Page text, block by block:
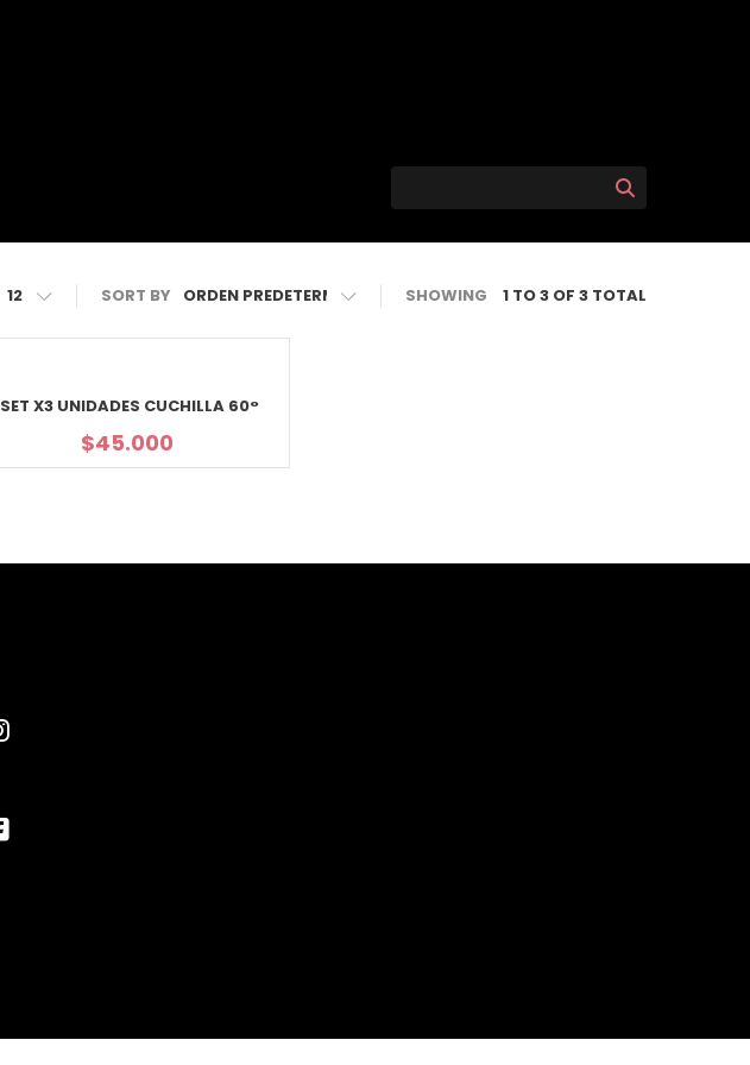
12 SORT BY SHOWING 1 TO 3 OF 3 TOTAL
SET X3 UNIDADES CUCHILLA 60°
$45.000